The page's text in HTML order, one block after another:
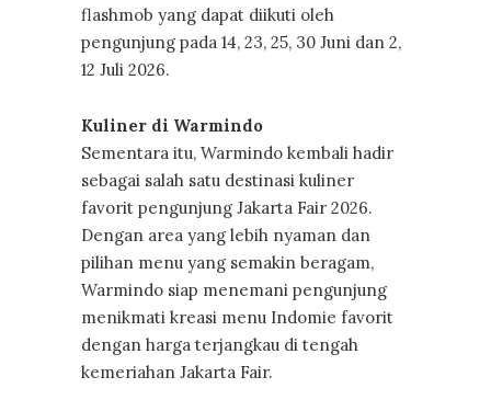
flashmob yang dapat diikuti oleh
pengunjung pada 14, 23, 25, 30 Juni dan 2,
12 Juli 2026.
Kuliner di Warmindo
Sementara itu, Warmindo kembali hadir
sebagai salah satu destinasi kuliner
favorit pengunjung Jakarta Fair 2026.
Dengan area yang lebih nyaman dan
pilihan menu yang semakin beragam,
Warmindo siap menemani pengunjung
menikmati kreasi menu Indomie favorit
dengan harga terjangkau di tengah
kemeriahan Jakarta Fair.